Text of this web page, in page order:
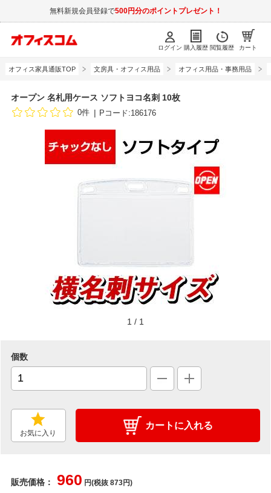
無料新規会員登録で500円分のポイントプレゼント！
ログイン 購入履歴 閲覧履歴 カート
オフィス家具通販TOP 文房具・オフィス用品 オフィス用品・事務用品
オープン 名札用ケース ソフトヨコ名刺 10枚
0件 Pコード:186176
1 / 1
個数
お気に入り
カートに入れる
販売価格： 960 円(税抜 873円)